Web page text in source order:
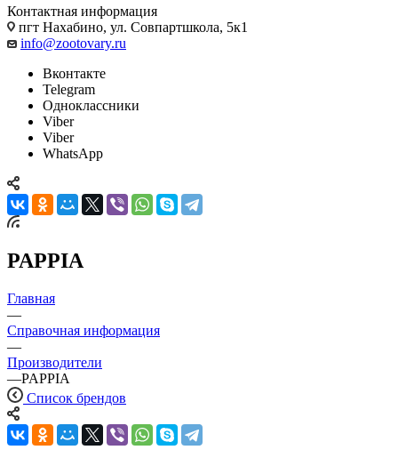
Контактная информация
пгт Нахабино, ул. Совпартшкола, 5к1
info@zootovary.ru
Вконтакте
Telegram
Одноклассники
Viber
Viber
WhatsApp
PAPPIA
Главная
—
Справочная информация
—
Производители
—PAPPIA
Список брендов